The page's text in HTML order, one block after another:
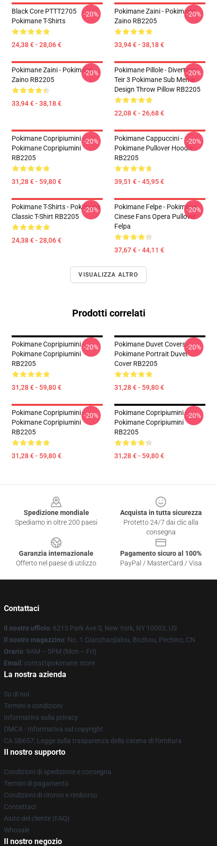
Black Core PTTT2705
Pokimane T-Shirts
24,38 € - 28,06 €
-20%
Pokimane Zaini - Pokimane
Zaino RB2205
33,94 € - 38,18 €
-20%
Pokimane Zaini - Pokimane
Zaino RB2205
33,94 € - 38,18 €
-20%
Pokimane Pillole - Divertente
Teir 3 Pokimane Sub Meme
Design Throw Pillow RB2205
22,08 € - 26,68 €
-20%
Pokimane Copripiumini -
Pokimane Copripiumini
RB2205
31,28 € - 59,80 €
-20%
Pokimane Cappuccini -
Pokimane Pullover Hoodie
RB2205
39,51 € - 45,95 €
-20%
Pokimane T-Shirts - Pokimane
Classic T-Shirt RB2205
24,38 € - 28,06 €
-20%
Pokimane Felpe - Pokimane
Cinese Fans Opera Pullover
Felpa
37,67 € - 44,11 €
-20%
VISUALIZZA ALTRO
Prodotti correlati
Pokimane Copripiumini -
Pokimane Copripiumini
RB2205
31,28 € - 59,80 €
-20%
Pokimane Duvet Covers -
Pokimane Portrait Duvet
Cover RB2205
31,28 € - 59,80 €
-20%
Pokimane Copripiumini -
Pokimane Copripiumini
RB2205
31,28 € - 59,80 €
-20%
Pokimane Copripiumini -
Pokimane Copripiumini
RB2205
31,28 € - 59,80 €
-20%
Spedizione mondiale
Spediamo in oltre 200 paesi
Acquista in tutta sicurezza
Protetto 24/7 dai clic alla
consegna
Garanzia internazionale
Offerto nel paese di utilizzo
Pagamento sicuro al 100%
PayPal / MasterCard / Visa
Contattaci
Il nostro ufficio: 6215 Park Ave S, New York, NY 10003, US
Il nostro magazzino: No. 1 Qianzhaojialou, Bozhou, Pechino, CN
Orario: 9AM – 5PM (Mon – Fri)
Email : contattipokimane.store
La nostra azienda
Su di noi
Termini e condizioni
Informativa sulla privacy
DMCA - Informativa sul copyright
CA SB657: Legge sulla trasparenza della catena di fornitura
Il nostro supporto
Condizioni di spedizione e consegna
Termini di pagamento
Condizioni di ritorno e rimborso
Contattaci
Aiuto del cliente (FAQ)
Whosale
Il nostro negozio